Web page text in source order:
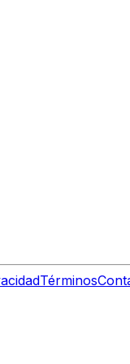
Términos